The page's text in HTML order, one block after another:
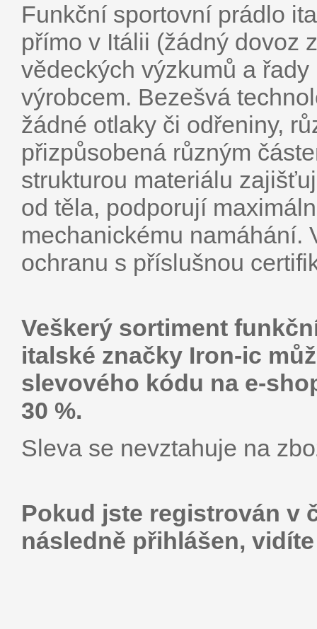
Funkční sportovní prádlo
přímo v Itálii (žádný dovoz
vědeckých výzkumů a
výrobcem. Bezešvá
žádné otlaky či odřeniny,
přizpůsobená různým
strukturou materiálu
od těla, podporují
mechanickému namáhání.
ochranu s příslušnou
Veškerý sortiment
italské značky Iron-ic
slevového kódu na e-
30 %.
Sleva se nevztahuje na
Pokud jste registrován v
následně přihlášen,